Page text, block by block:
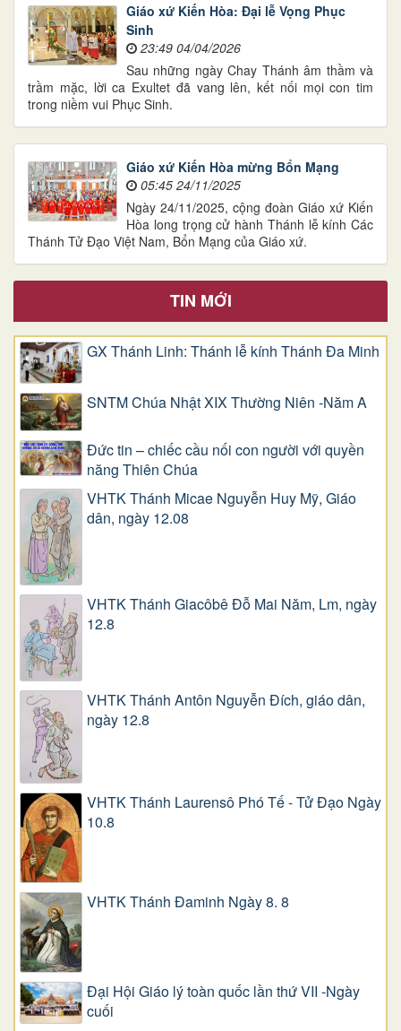
Giáo xứ Kiến Hòa: Đại lễ Vọng Phục
Sinh
23:49 04/04/2026
Sau những ngày Chay Thánh âm thầm và
trầm mặc, lời ca Exultet đã vang lên, kết nối mọi con tim
trong niềm vui Phục Sinh.
Giáo xứ Kiến Hòa mừng Bổn Mạng
05:45 24/11/2025
Ngày 24/11/2025, cộng đoàn Giáo xứ Kiến
Hòa long trọng cử hành Thánh lễ kính Các
Thánh Tử Đạo Việt Nam, Bổn Mạng của Giáo xứ.
TIN MỚI
GX Thánh Linh: Thánh lễ kính Thánh Đa Minh
SNTM Chúa Nhật XIX Thường Niên -Năm A
Đức tin – chiếc cầu nối con người với quyền
năng Thiên Chúa
VHTK Thánh Micae Nguyễn Huy Mỹ, Giáo
dân, ngày 12.08
VHTK Thánh Giacôbê Ðỗ Mai Năm, Lm, ngày
12.8
VHTK Thánh Antôn Nguyễn Ðích, giáo dân,
ngày 12.8
VHTK Thánh Laurensô Phó Tế - Tử Đạo Ngày
10.8
VHTK Thánh Đaminh Ngày 8. 8
Đại Hội Giáo lý toàn quốc lần thứ VII -Ngày
cuối